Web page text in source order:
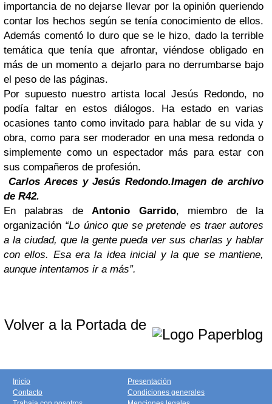
importancia de no dejarse llevar por la opinión queriendo
contar los hechos según se tenía conocimiento de ellos.
Además comentó lo duro que se le hizo, dado la terrible
temática que tenía que afrontar, viéndose obligado en
más de un momento a dejarlo para no derrumbarse bajo
el peso de las páginas.
Por supuesto nuestro artista local Jesús Redondo, no
podía faltar en estos diálogos. Ha estado en varias
ocasiones tanto como invitado para hablar de su vida y
obra, como para ser moderador en una mesa redonda o
simplemente como un espectador más para estar con
sus compañeros de profesión.
Carlos Areces y Jesús Redondo.Imagen de archivo
de R42.
En palabras deAntonio Garrido, miembro de la
organización “Lo único que se pretende es traer autores
a la ciudad, que la gente pueda ver sus charlas y hablar
con ellos. Esa era la idea inicial y la que se mantiene,
aunque intentamos ir a más”.
Volver a la Portada de
Inicio
Contacto
Presentación
Condiciones generales